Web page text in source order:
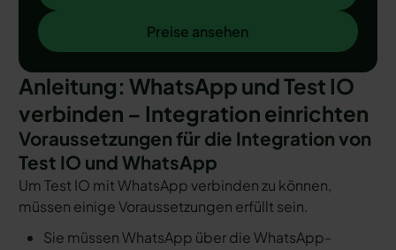
Preise ansehen
Preise ansehen
Anleitung: WhatsApp und Test IO
verbinden – Integration einrichten
Voraussetzungen für die Integration von
Test IO und WhatsApp
Um Test IO mit WhatsApp verbinden zu können,
müssen einige Voraussetzungen erfüllt sein.
Sie müssen WhatsApp über die WhatsApp-